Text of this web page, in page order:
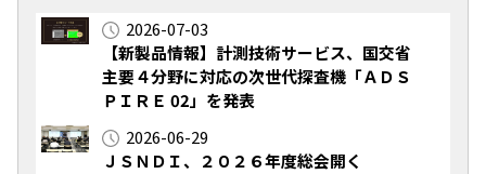
2026-07-03
【新製品情報】計測技術サービス、国交省
主要４分野に対応の次世代探査機「ＡＤＳ
ＰＩＲＥ 02」を発表
2026-06-29
ＪＳＮＤＩ、２０２６年度総会開く